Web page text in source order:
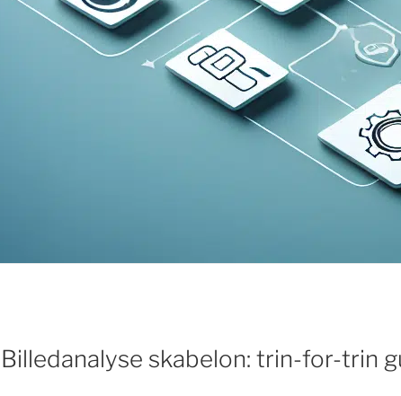
Billedanalyse skabelon: trin-for-trin